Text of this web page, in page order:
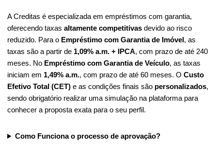
A Creditas é especializada em empréstimos com garantia,
oferecendo taxas altamente competitivas devido ao risco
reduzido. Para o Empréstimo com Garantia de Imóvel, as
taxas são a partir de 1,09% a.m. + IPCA, com prazo de até 240
meses. No Empréstimo com Garantia de Veículo, as taxas
iniciam em 1,49% a.m., com prazo de até 60 meses. O Custo
Efetivo Total (CET) e as condições finais são personalizados,
sendo obrigatório realizar uma simulação na plataforma para
conhecer a proposta exata para o seu perfil.
Como Funciona o processo de aprovação?